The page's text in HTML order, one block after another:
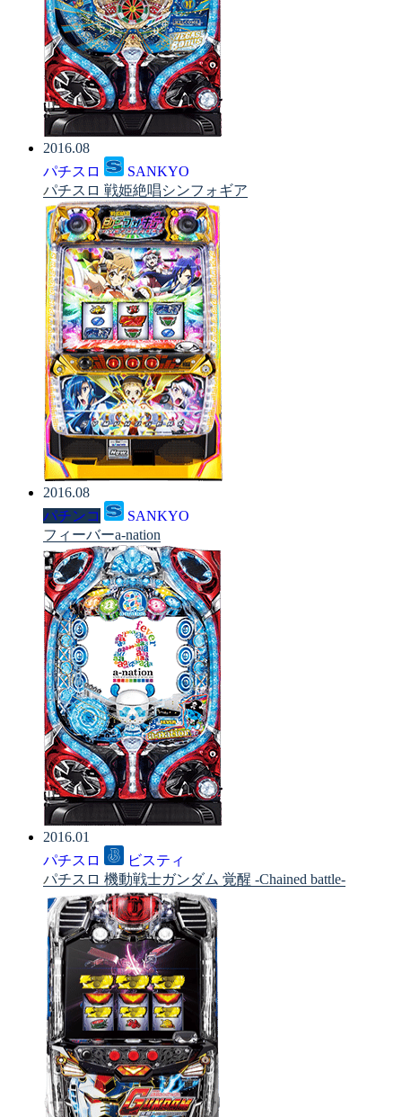
2016.08
パチスロ
SANKYO
パチスロ 戦姫絶唱シンフォギア
2016.08
パチンコ
SANKYO
フィーバーa-nation
2016.01
パチスロ
ビスティ
パチスロ 機動戦士ガンダム 覚醒 -Chained battle-